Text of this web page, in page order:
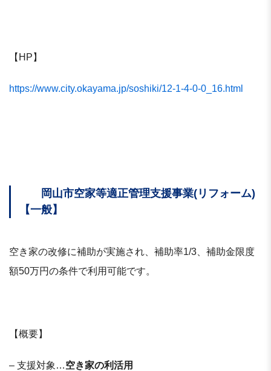
【HP】
https://www.city.okayama.jp/soshiki/12-1-4-0-0_16.html
岡山市空家等適正管理支援事業(リフォーム)
【一般】
空き家の改修に補助が実施され、補助率1/3、補助金限度
額50万円の条件で利用可能です。
【概要】
– 支援対象…空き家の利活用